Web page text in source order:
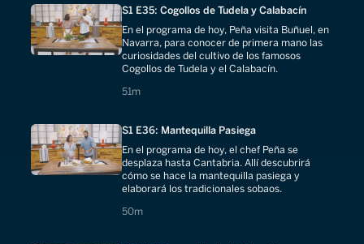
S1 E35: Cogollos de Tudela y Calabacín
En el programa de hoy, Peña visita Buñuel, en
Navarra, para conocer de primera mano las
curiosidades del cultivo de los famosos
Cogollos de Tudela y el Calabacín.
51m
51 minutes
S1 E36: Mantequilla Pasiega
En el programa de hoy, el chef Peña se
desplaza hasta Cantabria. Allí descubrirá
cómo se hace la mantequilla pasiega y
elaborará los tradicionales sobaos.
50m
50 minutes